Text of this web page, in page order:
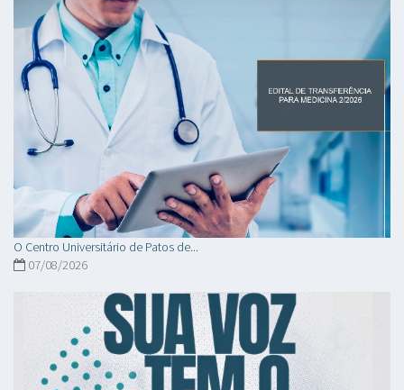
O Centro Universitário de Patos de...
07/08/2026